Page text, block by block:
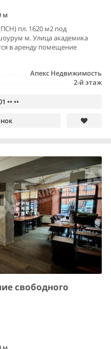
м
пл. 1620 м2 под
м. Улица академика
в аренду помещение
Апекс Недвижимость
2-й этаж
•• ••
свободного